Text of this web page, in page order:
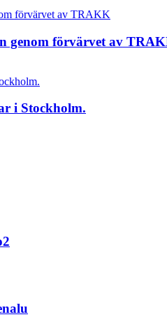
genom förvärvet av
i Stockholm.